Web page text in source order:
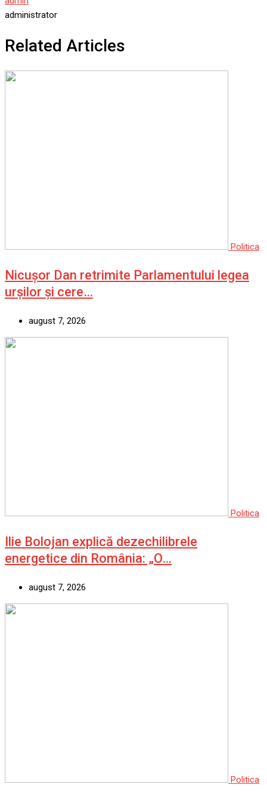
administrator
Related Articles
Politica
Nicușor Dan retrimite Parlamentului legea
urșilor și cere…
august 7, 2026
Politica
Ilie Bolojan explică dezechilibrele
energetice din România: „O…
august 7, 2026
Politica